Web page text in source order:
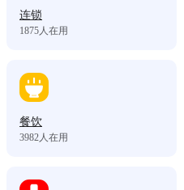
连锁
1875人在用
餐饮
3982人在用